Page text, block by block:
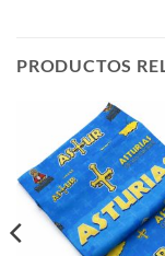
PRODUCTOS